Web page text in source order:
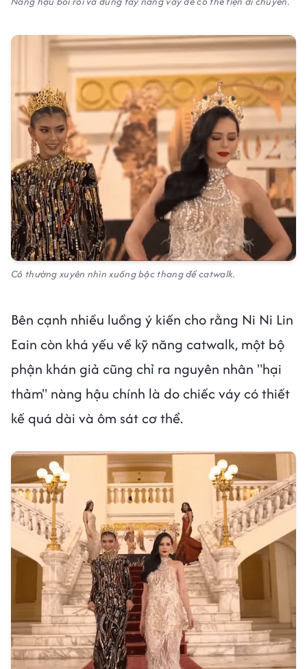
Cô thường xuyên nhìn xuống bậc thang để catwalk.
Bên cạnh nhiều luồng ý kiến cho rằng Ni Ni Lin
Eain còn khá yếu về kỹ năng catwalk, một bộ
phận khán giả cũng chỉ ra nguyên nhân "hại
thảm" nàng hậu chính là do chiếc váy có thiết
kế quá dài và ôm sát cơ thể.